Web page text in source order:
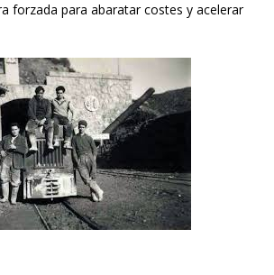
forzada para abaratar costes y acelerar